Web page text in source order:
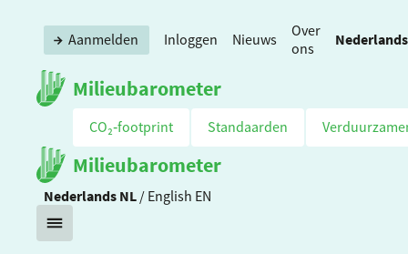
Milieubarometer
Aanmelden Inloggen Nieuws
Over
ons
Nederlands
CO₂‑footprint Standaarden
Milieubarometer
Nederlands NL / English EN